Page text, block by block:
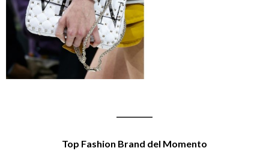
Top Fashion Brand del Momento